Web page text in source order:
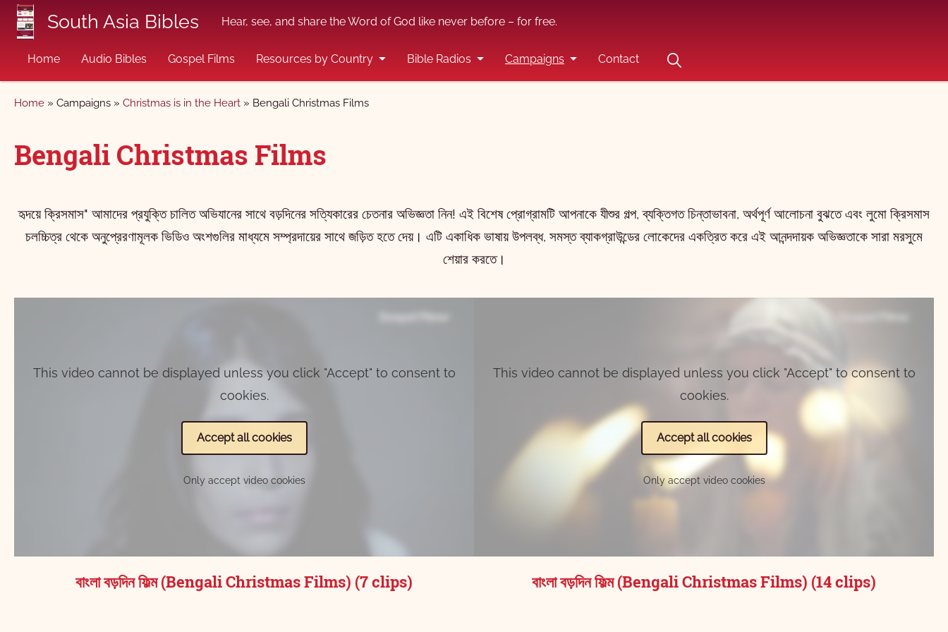
Skip to main content
South Asia Bibles Hear, see, and share the Word of God like never before – for free.
Home Audio Bibles Gospel Films Resources by Country Bible Radios Campaigns Contact
Breadcrumb
Home Campaigns Christmas is in the Heart Bengali Christmas Films
Bengali Christmas Films
হৃদয়ে ক্রিসমাস" আমাদের প্রযুক্তি চালিত অভিযানের সাথে বড়দিনের সত্যিকারের চেতনার অভিজ্ঞতা নিন! এই বিশেষ প্রোগ্রামটি আপনাকে যীশুর গল্প, ব্যক্তিগত চিন্তাভাবনা, অর্থপূর্ণ আলোচনা বুঝতে এবং লুমো ক্রিসমাস
চলচ্চিত্র থেকে অনুপ্রেরণামূলক ভিডিও অংশগুলির মাধ্যমে সম্প্রদায়ের সাথে জড়িত হতে দেয়। এটি একাধিক ভাষায় উপলব্ধ, সমস্ত ব্যাকগ্রাউন্ডের লোকেদের একত্রিত করে এই আনন্দদায়ক অভিজ্ঞতাকে সারা মরসুমে
শেয়ার করতে।
This video cannot be displayed unless you click "Accept" to consent to
cookies.
Accept all cookies
Only accept video cookies
বাংলা বড়দিন ফিল্ম (Bengali Christmas Films) (7 clips)
This video cannot be displayed unless you click "Accept" to consent to
cookies.
Accept all cookies
Only accept video cookies
বাংলা বড়দিন ফিল্ম (Bengali Christmas Films) (14 clips)